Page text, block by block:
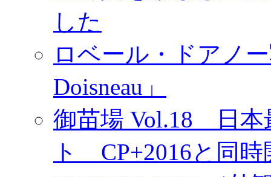
した
ロベール・ドアノ
Doisneau」
御苗場 Vol.18 日本
ト CP+2016と同時